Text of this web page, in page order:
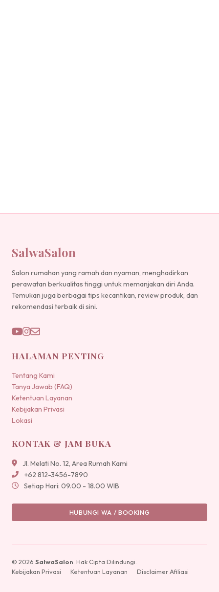
SalwaSalon
Salon rumahan yang ramah dan nyaman, menghadirkan
perawatan berkualitas tinggi untuk memanjakan diri Anda.
Temukan juga berbagai tips kecantikan, review produk, dan
rekomendasi terbaik di sini.
HALAMAN PENTING
Tentang Kami
Tanya Jawab (FAQ)
Ketentuan Layanan
Kebijakan Privasi
Lokasi
KONTAK & JAM BUKA
Jl. Melati No. 12, Area Rumah Kami
+62 812-3456-7890
Setiap Hari: 09.00 - 18.00 WIB
HUBUNGI WA / BOOKING
© 2026 SalwaSalon . Hak Cipta Dilindungi.
Kebijakan Privasi
Ketentuan Layanan Disclaimer Afiliasi